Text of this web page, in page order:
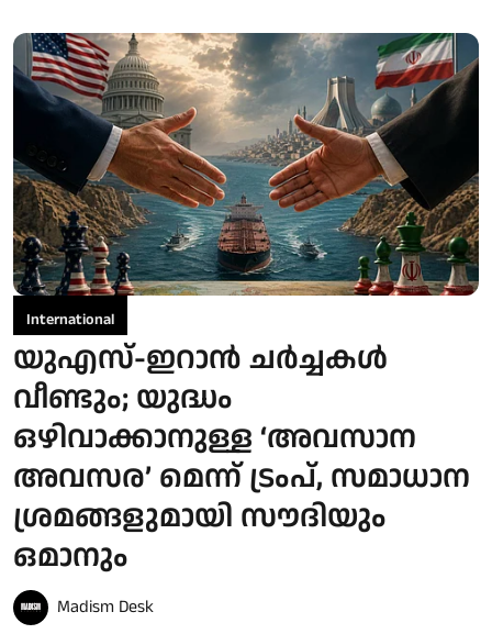
International
യുഎസ്-ഇറാൻ ചർച്ചകൾ
വീണ്ടും; യുദ്ധം
ഒഴിവാക്കാനുള്ള ‘അവസാന
അവസര’ മെന്ന് ട്രംപ്, സമാധാന
ശ്രമങ്ങളുമായി സൗദിയും
ഒമാനും
Madism Desk